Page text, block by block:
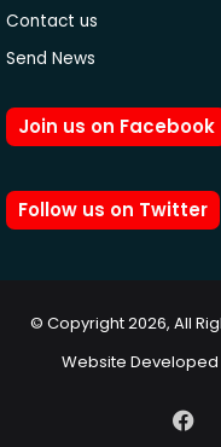
Contact us
Send News
Join us on Facebook
Follow us on Twitter
© Copyright 2026, All
Website